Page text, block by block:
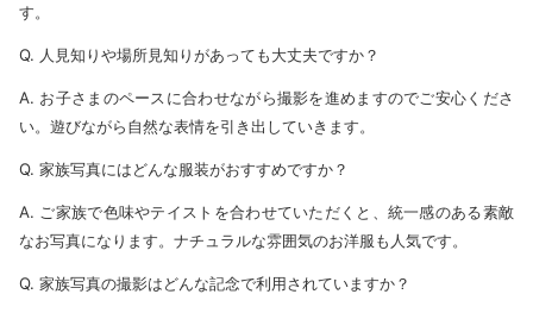
す。
Q. 人見知りや場所見知りがあっても大丈夫ですか？
A. お子さまのペースに合わせながら撮影を進めますのでご安心くださ
い。遊びながら自然な表情を引き出していきます。
Q. 家族写真にはどんな服装がおすすめですか？
A. ご家族で色味やテイストを合わせていただくと、統一感のある素敵
なお写真になります。ナチュラルな雰囲気のお洋服も人気です。
Q. 家族写真の撮影はどんな記念で利用されていますか？